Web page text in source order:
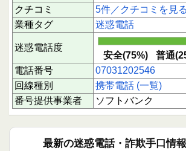
着信に対して警戒し、対応を控える
けられます。ヤマダ電機の正式な
どうかの判断が難しいため、応答に
注意点と対応のポイント
この番号からの電話は、家計相談や
目的としている可能性が高いものの
の色合いも含まれているようです
なSMS送信や、複数回の着信が報
め、心当たりのない場合は慎重な
す。電話に出る際は、相手の正当
人情報の提供は控えることが安全
クチコミ
5件／クチコミを見
業種タグ
迷惑電話
迷惑電話度
安全(75%) 普通
電話番号
07031202546
回線種別
携帯電話 (一覧)
番号提供事業者
ソフトバンク
最新の迷惑電話・詐欺手口情